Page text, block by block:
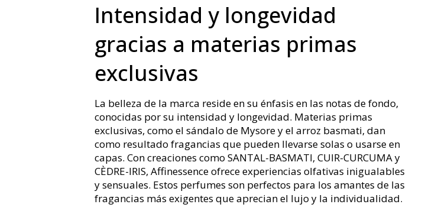
Intensidad y longevidad
gracias a materias primas
exclusivas
La belleza de la marca reside en su énfasis en las notas de fondo,
conocidas por su intensidad y longevidad. Materias primas
exclusivas, como el sándalo de Mysore y el arroz basmati, dan
como resultado fragancias que pueden llevarse solas o usarse en
capas. Con creaciones como SANTAL-BASMATI, CUIR-CURCUMA y
CÈDRE-IRIS, Affinessence ofrece experiencias olfativas inigualables
y sensuales. Estos perfumes son perfectos para los amantes de las
fragancias más exigentes que aprecian el lujo y la individualidad.